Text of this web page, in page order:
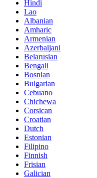
Hindi
Lao
Albanian
Amharic
Armenian
Azerbaijani
Belarusian
Bengali
Bosnian
Bulgarian
Cebuano
Chichewa
Corsican
Croatian
Dutch
Estonian
Filipino
Finnish
Frisian
Galician